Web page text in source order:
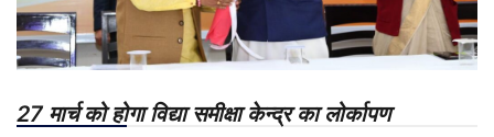
27 मार्च को होगा विद्या समीक्षा केन्द्र का लोर्कापण